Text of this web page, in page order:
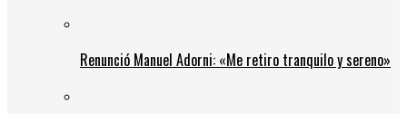
Renunció Manuel Adorni: «Me retiro tranquilo y sereno»